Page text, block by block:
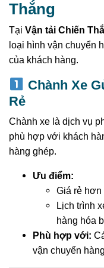
Thắng
Tại Vận tải Chiến
loại hình vận chuyển
của khách hàng.
Chành Xe
Rẻ
Chành xe là dịch vụ
phù hợp với khách
hàng ghép.
Ưu điểm:
Giá rẻ hơn
Lịch trình
hàng hóa
Phù hợp với:
vận chuyển